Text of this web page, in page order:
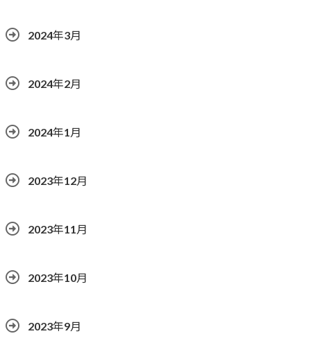
2024年3月
2024年2月
2024年1月
2023年12月
2023年11月
2023年10月
2023年9月